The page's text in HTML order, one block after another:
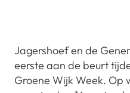
Jagershoef en de
eerste aan de beurt
Groene Wijk Week. Op